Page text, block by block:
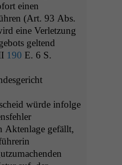
einen
(Art. 93 Abs.
eine Ver­let­zung
gel­tend
190 E. 6 S.
würde infolge
Akten­lage gefällt,